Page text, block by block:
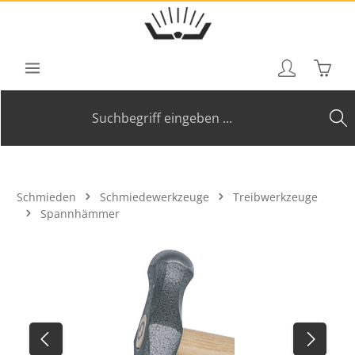
Zum Hauptinhalt springen
Schmieden Schmiedewerkzeuge
Treibwerkzeuge
Spannhämmer
Bildergalerie überspringen